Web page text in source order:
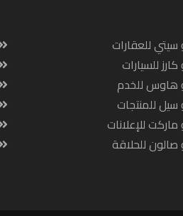
سيتي للعقارات
للسيارات
هاوس للخدم
سيل للمنتجات
للإعلانات
صالون للحلاقة